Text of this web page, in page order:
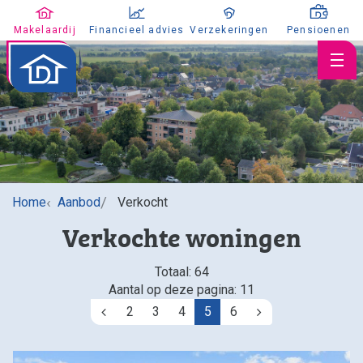
Makelaardij Financieel advies Verzekeringen Pensioenen
Huis kopen
Huis taxeren
Aanbod
Koopaanbod
Huuraanbod
Home Aanbod Verkocht
Verkochte woningen
Totaal: 64
Aantal op deze pagina: 11
Vorige
2 3 4 5 6 Volgende